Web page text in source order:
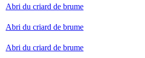
Abri du criard de brume
Abri du criard de brume
Abri du criard de brume